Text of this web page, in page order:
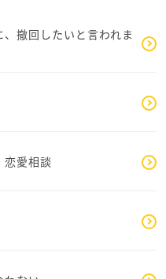
ン力、注意力・・・
このような能力が必要
力をUP出来るかも、
には、発達障害の方も
ゾーンの方もたくさん
根性ややる気のような
ですよね。
すが、こうしたことを
って来られたことを
ね。休職しているから
撤回したいと言われま
愛相談